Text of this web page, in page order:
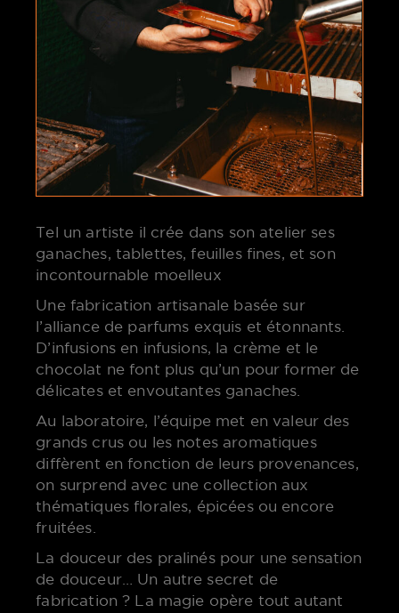
Tel un artiste il crée dans son atelier ses
ganaches, tablettes, feuilles fines, et son
incontournable moelleux
Une fabrication artisanale basée sur
l’alliance de parfums exquis et étonnants.
D’infusions en infusions, la crème et le
chocolat ne font plus qu’un pour former de
délicates et envoutantes ganaches.
Au laboratoire, l’équipe met en valeur des
grands crus ou les notes aromatiques
diffèrent en fonction de leurs provenances,
on surprend avec une collection aux
thématiques florales, épicées ou encore
fruitées.
La douceur des pralinés pour une sensation
de douceur… Un autre secret de
fabrication ? La magie opère tout autant